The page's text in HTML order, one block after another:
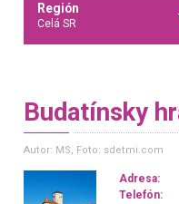
Región
Celá SR
Budatínsky
Autor: MS, Foto: sdetmi.com
Adresa:
Telefón: